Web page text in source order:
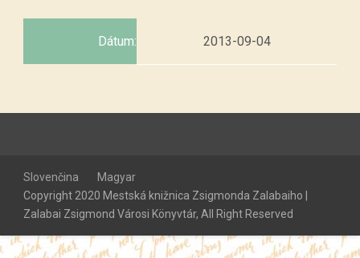
Dátum: 2013-09-04
Slovenčina
Magyar
Copyright 2020 Mestská knižnica Zsigmonda Zalabaiho |
Zalabai Zsigmond Városi Könyvtár, All Right Reserved